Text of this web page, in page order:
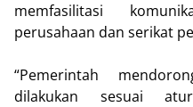
memfasilitasi
perusahaan dan serikat
“Pemerintah
dilakukan sesuai